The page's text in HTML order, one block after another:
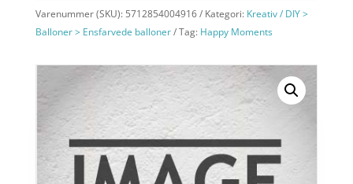
Varenummer (SKU): 5712854004916 Kategori: Kreativ / DIY >
Balloner > Ensfarvede balloner
Tag: Happy Moments